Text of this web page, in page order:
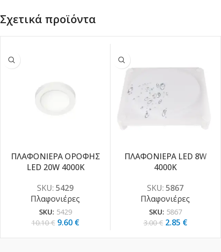
Σχετικά προϊόντα
-5%
ΠΛΑΦΟΝΙΕΡΑ ΟΡΟΦΗΣ
LED 20W 4000K
SKU: 5429
Πλαφονιέρες
SKU: 5429
10.10€ 9.60 €
-5%ΠΛΑΦΟΝΙΕΡΑ LED 8W
4000K
SKU: 5867
Πλαφονιέρες
SKU: 5867
3.00€ 2.85 €